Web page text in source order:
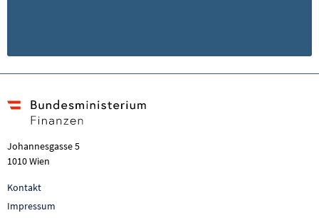
Johannesgasse 5
1010 Wien
Kontakt
Impressum